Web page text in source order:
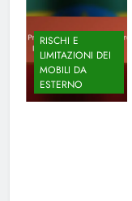
RISCHI E
LIMITAZIONI DEI
MOBILI DA
ESTERNO